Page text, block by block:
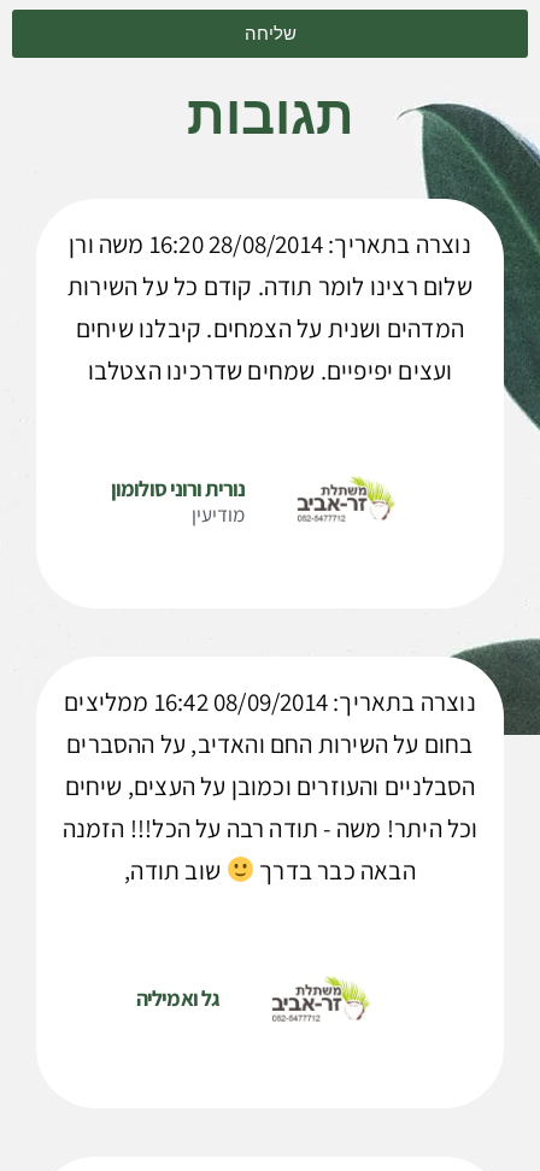
את
השארת משוב
שליחה
תגובות
נוצרה בתאריך: 28/08/2014 16:20 משה ורן
שלום רצינו לומר תודה. קודם כל על השירות
המדהים ושנית על הצמחים. קיבלנו שיחים
ועצים יפיפיים. שמחים שדרכינו הצטלבו
נורית ורוני סולומון
מודיעין
נוצרה בתאריך: 08/09/2014 16:42 ממליצים
בחום על השירות החם והאדיב, על ההסברים
הסבלניים והעוזרים וכמובן על העצים, שיחים
וכל היתר! משה - תודה רבה על הכל!!! הזמנה
הבאה כבר בדרך
שוב תודה,
גל ואמיליה